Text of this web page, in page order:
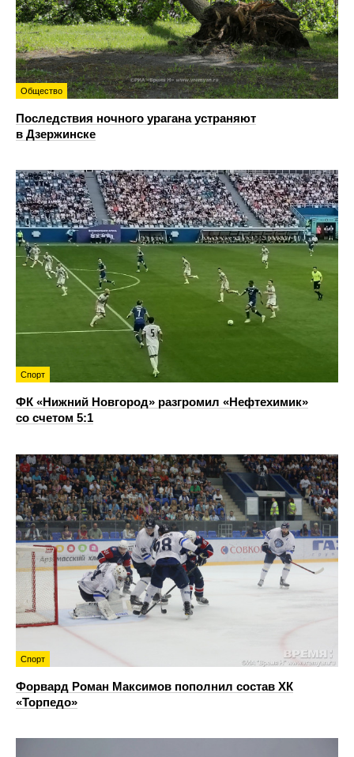
Общество
Последствия ночного урагана устраняют
в Дзержинске
Спорт
ФК «Нижний Новгород» разгромил «Нефтехимик»
со счетом 5:1
Спорт
Форвард Роман Максимов пополнил состав ХК
«Торпедо»